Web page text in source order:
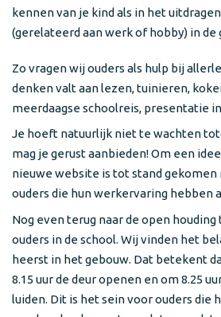
kennen van je kind als in het
(gerelateerd aan werk of hobby) in de
Zo vragen wij ouders als hulp bij
denken valt aan lezen, tuinieren,
meerdaagse schoolreis, presentatie
Je hoeft natuurlijk niet te wachten
mag je gerust aanbieden! Om een
nieuwe website is tot stand
ouders die hun werkervaring hebben
Nog even terug naar de open
ouders in de school. Wij vinden het
heerst in het gebouw. Dat betekent
8.15 uur de deur openen en om 8.25
luiden. Dit is het sein voor ouders die